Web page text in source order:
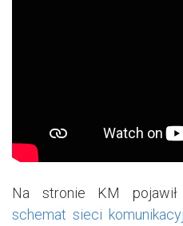
Na stronie KM
schemat sieci